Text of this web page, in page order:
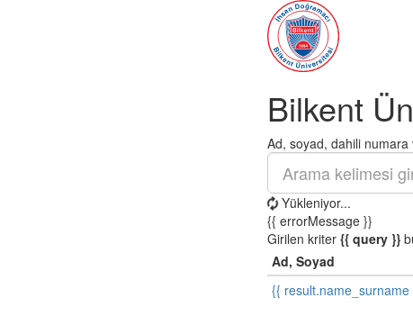
Bilkent
Ad, soyad, dahili numara
Yükleniyor...
{{ errorMessage }}
Girilen kriter {{ query }}
Ad, Soyad
{{ result.name_surname